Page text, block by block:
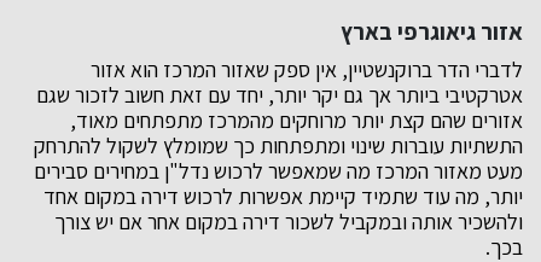
אזור גיאוגרפי בארץ
לדברי הדר ברוקנשטיין, אין ספק שאזור המרכז הוא אזור
אטרקטיבי ביותר אך גם יקר יותר, יחד עם זאת חשוב לזכור שגם
אזורים שהם קצת יותר מרוחקים מהמרכז מתפתחים מאוד,
התשתיות עוברות שינוי ומתפתחות כך שמומלץ לשקול להתרחק
מעט מאזור המרכז מה שמאפשר לרכוש נדל"ן במחירים סבירים
יותר, מה עוד שתמיד קיימת אפשרות לרכוש דירה במקום אחד
ולהשכיר אותה ובמקביל לשכור דירה במקום אחר אם יש צורך
בכך.